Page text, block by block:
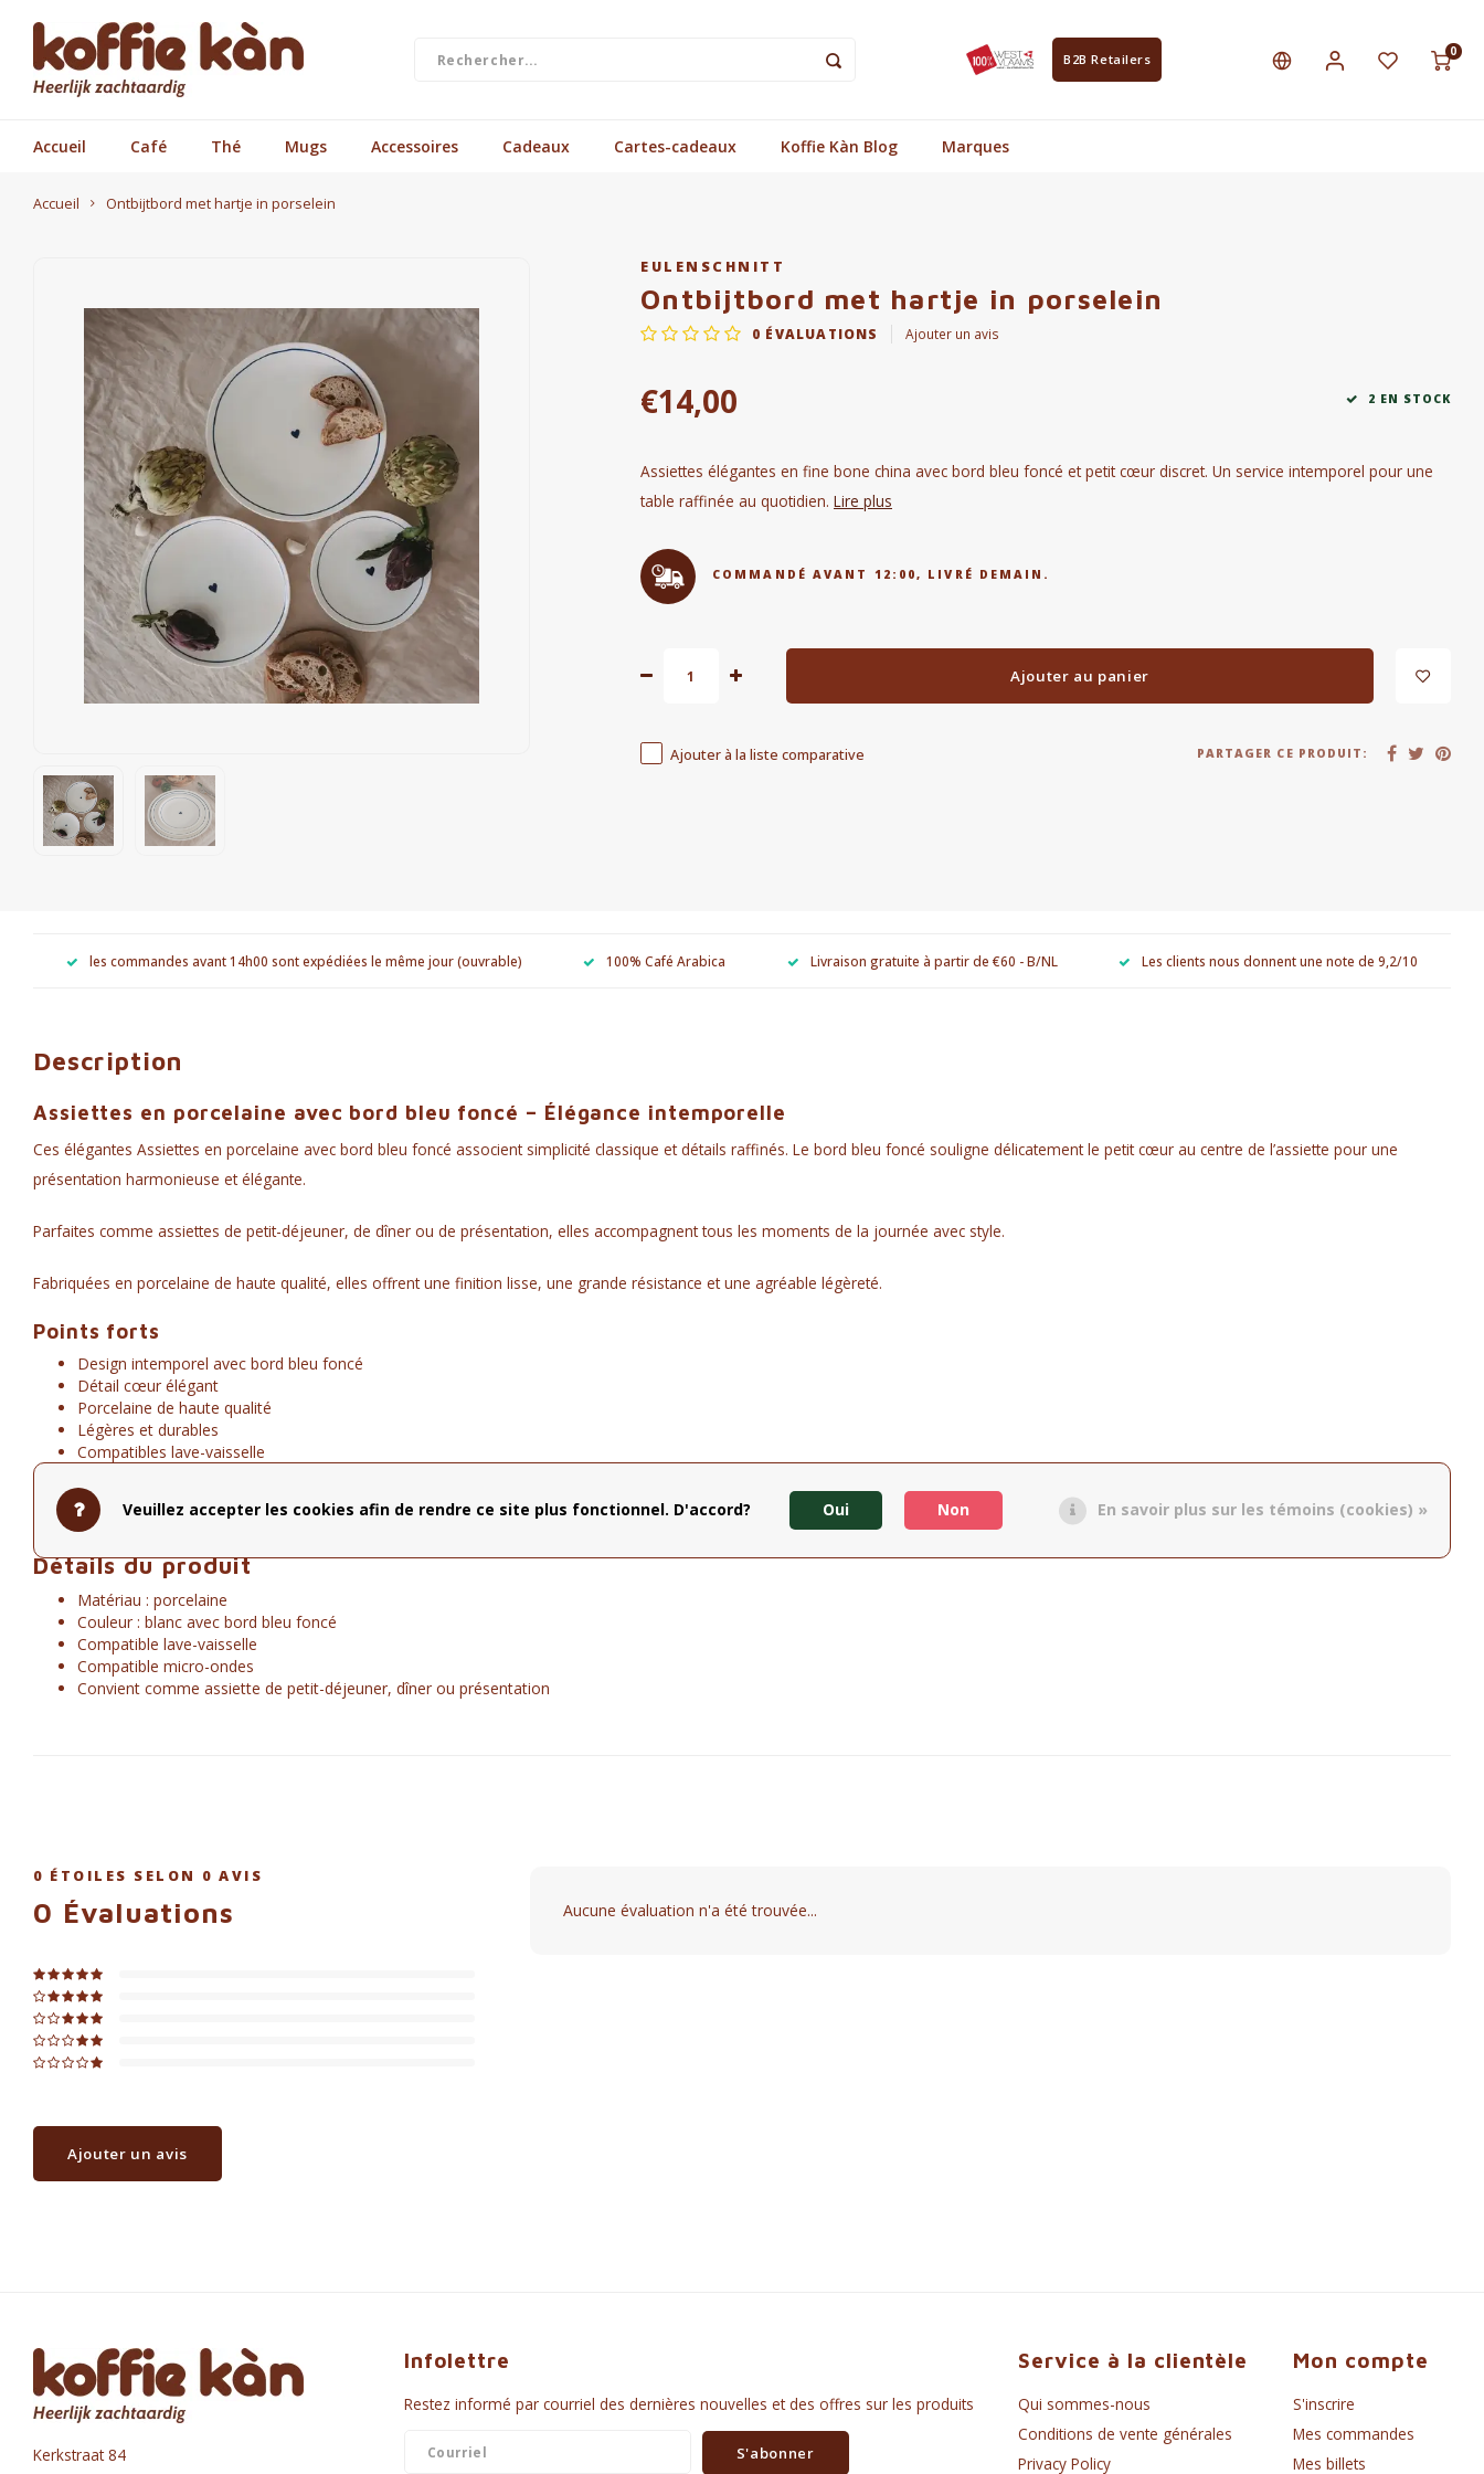
B2B Retailers
0
Accueil Café Thé Mugs Accessoires Cadeaux Cartes-cadeaux Koffie Kàn Blog Marques
Accueil Ontbijtbord met hartje in porselein
EULENSCHNITT
Ontbijtbord met hartje in porselein
0 ÉVALUATIONS Ajouter un avis
€14,00 2 EN STOCK
Assiettes élégantes en fine bone china avec bord bleu foncé et petit cœur discret. Un service intemporel pour une
table raffinée au quotidien. Lire plus
COMMANDÉ AVANT 12:00, LIVRÉ DEMAIN.
Ajouter au panier
Ajouter à la liste comparative PARTAGER CE PRODUIT:
les commandes avant 14h00 sont expédiées le même jour (ouvrable) 100% Café Arabica Livraison gratuite à partir de €60 - B/NL Les clients nous donnent une note de 9,2/10
Description
Assiettes en porcelaine avec bord bleu foncé – Élégance intemporelle
Ces élégantes Assiettes en porcelaine avec bord bleu foncé associent simplicité classique et détails raffinés. Le bord bleu foncé souligne délicatement le petit cœur au centre de l’assiette pour une
présentation harmonieuse et élégante.
Parfaites comme assiettes de petit-déjeuner, de dîner ou de présentation, elles accompagnent tous les moments de la journée avec style.
Fabriquées en porcelaine de haute qualité, elles offrent une finition lisse, une grande résistance et une agréable légèreté.
Points forts
Design intemporel avec bord bleu foncé
Détail cœur élégant
Porcelaine de haute qualité
Légères et durables
Compatibles lave-vaisselle
Idéales pour un usage quotidien
Détails du produit
Matériau : porcelaine
Couleur : blanc avec bord bleu foncé
Compatible lave-vaisselle
Compatible micro-ondes
Convient comme assiette de petit-déjeuner, dîner ou présentation
0 ÉTOILES SELON 0 AVIS
0 Évaluations
Ajouter un avis
Aucune évaluation n'a été trouvée...
Kerkstraat 84
Infolettre
Restez informé par courriel des dernières nouvelles et des offres sur les produits
S'abonner
Service à la clientèle
Qui sommes-nous
Conditions de vente générales
Privacy Policy
Mon compte
S'inscrire
Mes commandes
Mes billets
Veuillez accepter les cookies afin de rendre ce site plus fonctionnel. D'accord? Oui Non En savoir plus sur les témoins (cookies) »